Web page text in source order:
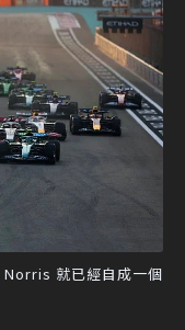
就已經自成一個